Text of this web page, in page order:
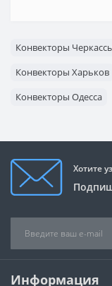
Конвекторы
Конвекторы Харьков
Конвекторы Одесса
Хотите
Информация